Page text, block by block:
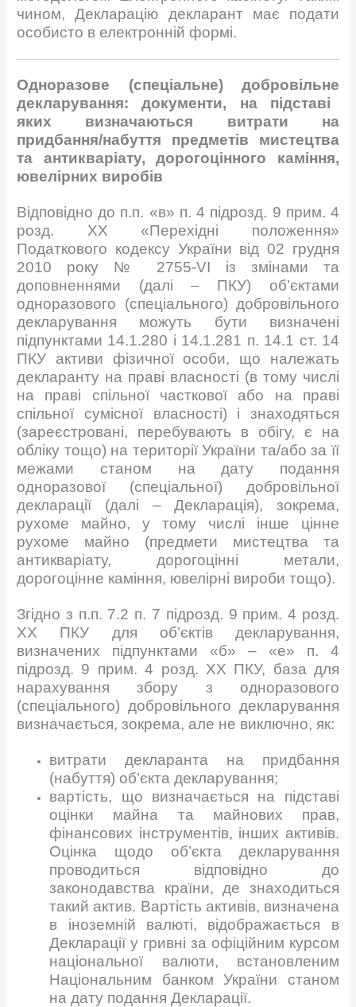
чином, Декларацію декларант має подати
особисто в електронній формі.
Одноразове (спеціальне) добровільне
декларування: документи, на підставі
яких визначаються витрати на
придбання/набуття предметів мистецтва
та антикваріату, дорогоцінного каміння,
ювелірних виробів
Відповідно до п.п. «в» п. 4 підрозд. 9 прим. 4
розд. XX «Перехідні положення»
Податкового кодексу України від 02 грудня
2010 року № 2755-VI із змінами та
доповненнями (далі – ПКУ) об’єктами
одноразового (спеціального) добровільного
декларування можуть бути визначені
підпунктами 14.1.280 і 14.1.281 п. 14.1 ст. 14
ПКУ активи фізичної особи, що належать
декларанту на праві власності (в тому числі
на праві спільної часткової або на праві
спільної сумісної власності) і знаходяться
(зареєстровані, перебувають в обігу, є на
обліку тощо) на території України та/або за її
межами станом на дату подання
одноразової (спеціальної) добровільної
декларації (далі – Декларація), зокрема,
рухоме майно, у тому числі інше цінне
рухоме майно (предмети мистецтва та
антикваріату, дорогоцінні метали,
дорогоцінне каміння, ювелірні вироби тощо).
Згідно з п.п. 7.2 п. 7 підрозд. 9 прим. 4 розд.
ХХ ПКУ для об’єктів декларування,
визначених підпунктами «б» – «е» п. 4
підрозд. 9 прим. 4 розд. ХХ ПКУ, база для
нарахування збору з одноразового
(спеціального) добровільного декларування
визначається, зокрема, але не виключно, як:
витрати декларанта на придбання
(набуття) об’єкта декларування;
вартість, що визначається на підставі
оцінки майна та майнових прав,
фінансових інструментів, інших активів.
Оцінка щодо об’єкта декларування
проводиться відповідно до
законодавства країни, де знаходиться
такий актив. Вартість активів, визначена
в іноземній валюті, відображається в
Декларації у гривні за офіційним курсом
національної валюти, встановленим
Національним банком України станом
на дату подання Декларації.